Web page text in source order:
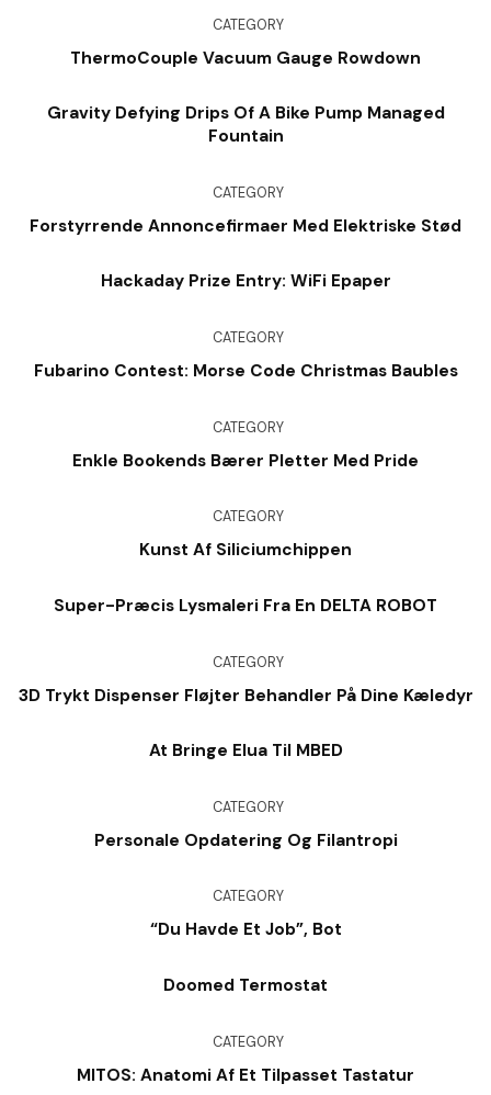
CATEGORY
ThermoCouple Vacuum Gauge Rowdown
Gravity Defying Drips Of A Bike Pump Managed
Fountain
CATEGORY
Forstyrrende Annoncefirmaer Med Elektriske Stød
Hackaday Prize Entry: WiFi Epaper
CATEGORY
Fubarino Contest: Morse Code Christmas Baubles
CATEGORY
Enkle Bookends Bærer Pletter Med Pride
CATEGORY
Kunst Af Siliciumchippen
Super-Præcis Lysmaleri Fra En DELTA ROBOT
CATEGORY
3D Trykt Dispenser Fløjter Behandler På Dine Kæledyr
At Bringe Elua Til MBED
CATEGORY
Personale Opdatering Og Filantropi
CATEGORY
“Du Havde Et Job”, Bot
Doomed Termostat
CATEGORY
MITOS: Anatomi Af Et Tilpasset Tastatur